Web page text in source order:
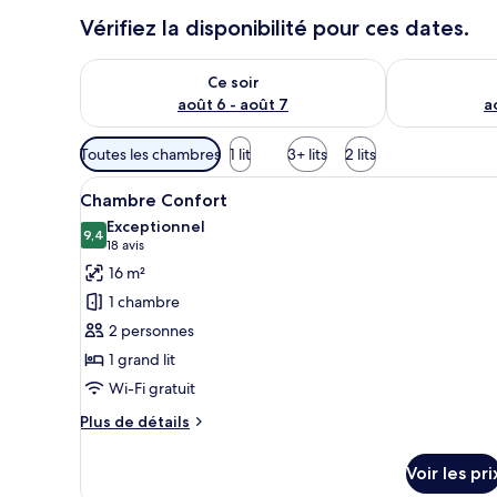
Vérifiez la disponibilité pour ces dates.
Ce soir
août 6 - août 7
Vérifier la disponibilité pour ce soir août 6 - août 7
Vérifier la
Filtres
disponibles
pour
les
chambres
Toutes les chambres 1 lit 3+ lits 2 lits
Afficher
toutes
les
photos
pour
ce
type
de
chambre :
Chambre
Une chambre d’hôtel
5
Chambre Confort
9,49,4 sur 10
Exceptionnel
18 avis
(18 avis)
16 m²
1 chambre
2 personnes
1 grand lit
Wi-Fi gratuit
Plus de détails
Plus
Voir les